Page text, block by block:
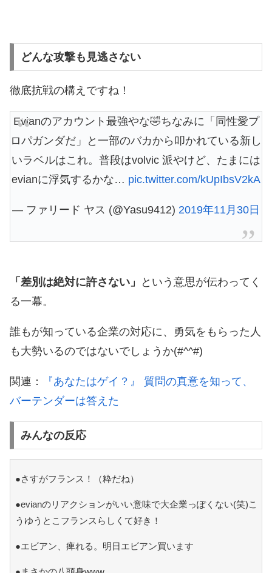
どんな攻撃も見逃さない
徹底抗戦の構えですね！
Evianのアカウント最強やな🤣ちなみに「同性愛プ
ロパガンダだ」と一部のバカから叩かれている新し
いラベルはこれ。普段はvolvic 派やけど、たまには
evianに浮気するかな… pic.twitter.com/kUpIbsV2kA
— ファリード ヤス (@Yasu9412) 2019年11月30日
「差別は絶対に許さない」
という意思が伝わってく
る一幕。
誰もが知っている企業の対応に、勇気をもらった人
も大勢いるのではないでしょうか(#^^#)
関連：
『あなたはゲイ？』 質問の真意を知って、
バーテンダーは答えた
みんなの反応
●さすがフランス！（粋だね）
●evianのリアクションがいい意味で大企業っぽくない(笑)こ
うゆうとこフランスらしくて好き！
●エビアン、痺れる。明日エビアン買います